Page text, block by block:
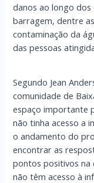
danos ao longo
barragem, dentre
contaminação da
das pessoas
Segundo Jean
comunidade de
espaço importante
não tinha acesso a
o andamento do
encontrar as
pontos positivos na
não têm acesso à